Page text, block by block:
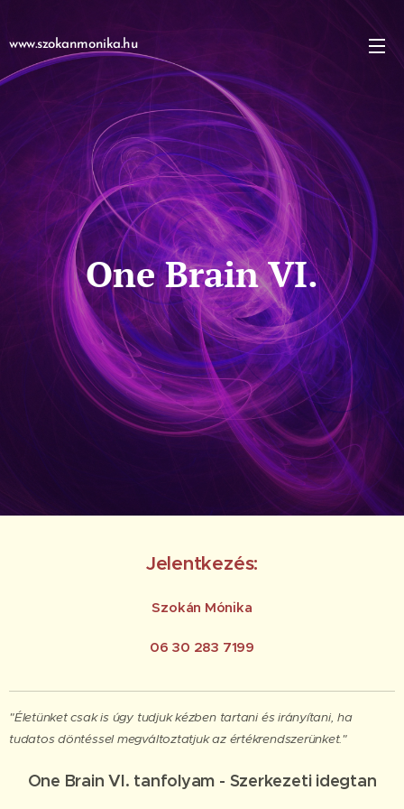
www.szokanmonika.hu
One Brain VI.
Jelentkezés:
Szokán Mónika
06 30 283 7199
"Életünket csak is úgy tudjuk kézben tartani és irányítani, ha
tudatos döntéssel megváltoztatjuk az értékrendszerünket."
One Brain VI. tanfolyam - Szerkezeti idegtan